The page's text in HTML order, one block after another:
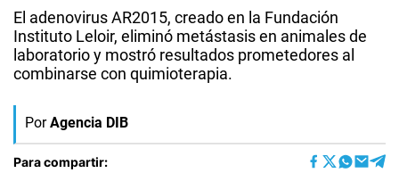
El adenovirus AR2015, creado en la Fundación
Instituto Leloir, eliminó metástasis en animales de
laboratorio y mostró resultados prometedores al
combinarse con quimioterapia.
Por Agencia DIB
Para compartir: